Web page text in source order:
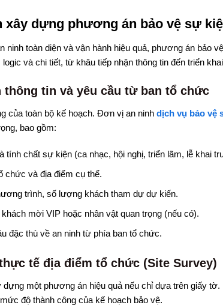
xây dựng phương án bảo vệ sự
ninh toàn diện và vận hành hiệu quả, phương án bảo
và chi tiết, từ khâu tiếp nhận thông tin đến triển
thông tin và yêu cầu từ ban tổ chức
của toàn bộ kế hoạch. Đơn vị an ninh dịch vụ bảo vệ
bao gồm:
tính chất sự kiện (ca nhạc, hội nghị, triển lãm, lễ khai
chức và địa điểm cụ thể.
trình, số lượng khách tham dự dự kiến.
mời VIP hoặc nhân vật quan trọng (nếu có).
đặc thù về an ninh từ phía ban tổ chức.
tế địa điểm tổ chức (Site Survey)
dựng một phương án hiệu quả nếu chỉ dựa trên giấy
độ thành công của kế hoạch bảo vệ.